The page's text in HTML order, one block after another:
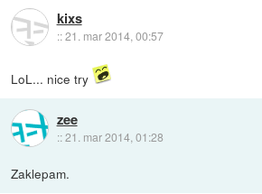
kixs
::21. mar 2014, 00:57
LoL... nice try
zee
::21. mar 2014, 01:28
Zaklepam.